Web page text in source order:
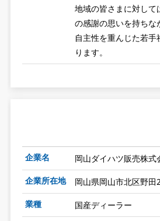
地域の皆さまに対し
の感謝の思いを持ちな
自主性を重んじた若
ります。
企業名
岡山ダイハツ販売株式
企業所在地
岡山県岡山市北区野田
業種
国産ディーラー